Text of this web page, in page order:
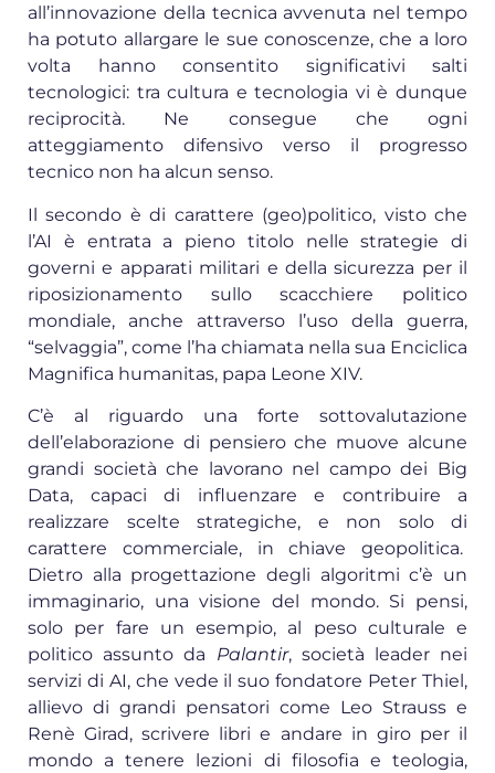
all’innovazione della tecnica avvenuta nel tempo
ha potuto allargare le sue conoscenze, che a loro
volta hanno consentito significativi salti
tecnologici: tra cultura e tecnologia vi è dunque
reciprocità. Ne consegue che ogni
atteggiamento difensivo verso il progresso
tecnico non ha alcun senso.
Il secondo è di carattere (geo)politico, visto che
l’AI è entrata a pieno titolo nelle strategie di
governi e apparati militari e della sicurezza per il
riposizionamento sullo scacchiere politico
mondiale, anche attraverso l’uso della guerra,
“selvaggia”, come l’ha chiamata nella sua Enciclica
Magnifica humanitas, papa Leone XIV.
C’è al riguardo una forte sottovalutazione
dell’elaborazione di pensiero che muove alcune
grandi società che lavorano nel campo dei Big
Data, capaci di influenzare e contribuire a
realizzare scelte strategiche, e non solo di
carattere commerciale, in chiave geopolitica.
Dietro alla progettazione degli algoritmi c’è un
immaginario, una visione del mondo. Si pensi,
solo per fare un esempio, al peso culturale e
politico assunto da Palantir, società leader nei
servizi di AI, che vede il suo fondatore Peter Thiel,
allievo di grandi pensatori come Leo Strauss e
Renè Girad, scrivere libri e andare in giro per il
mondo a tenere lezioni di filosofia e teologia,